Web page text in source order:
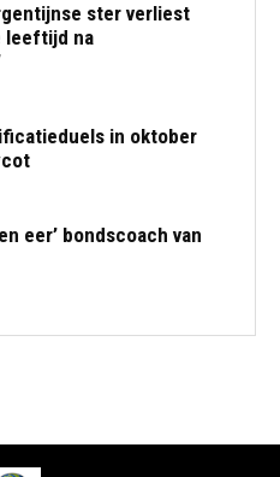
ster verliest
leeftijd na
in oktober
eer’ bondscoach van